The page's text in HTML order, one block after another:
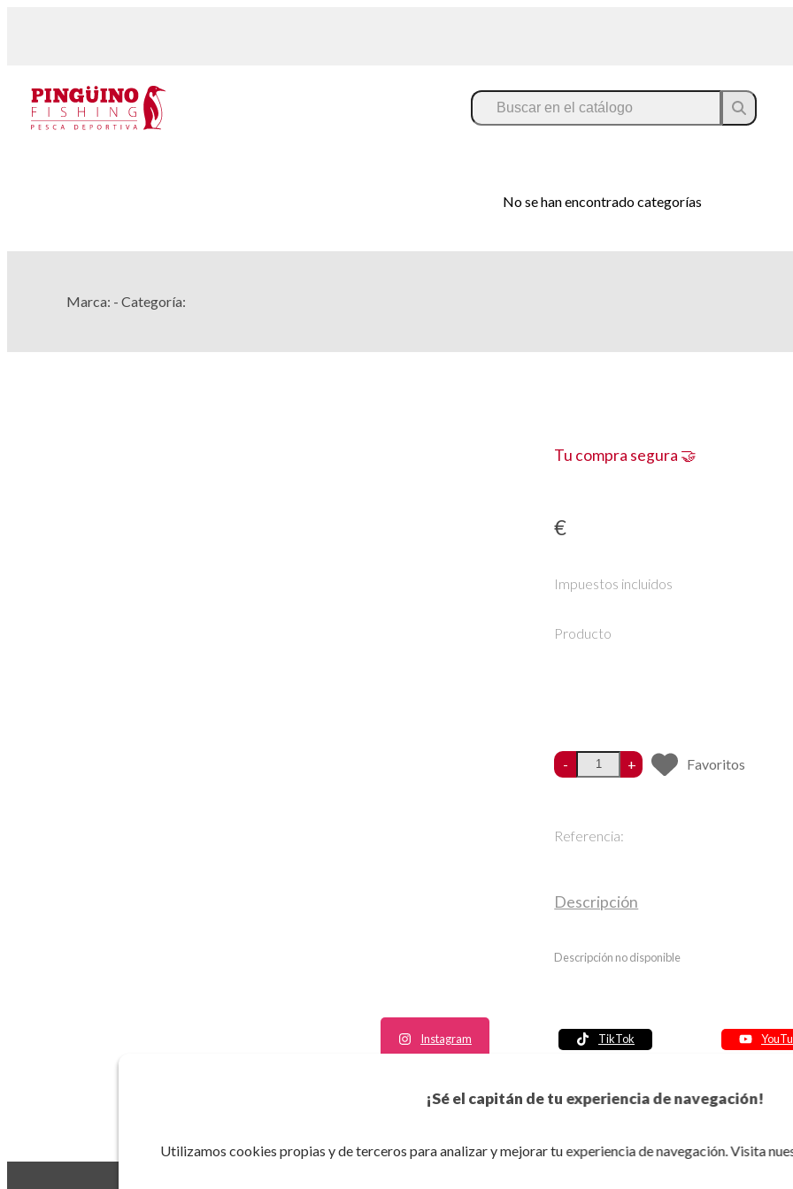
¡Sé el capitán de tu experiencia de navegación!
Utilizamos cookies propias y de terceros para analizar y mejorar tu experiencia de navegación. Visita
No se han encontrado categorías
Marca: - Categoría:
Tu compra segura 🤝
€
Impuestos incluidos
Producto
- + Favoritos
Referencia:
Descripción
Descripción no disponible
Instagram TikTok
Política de seguridad